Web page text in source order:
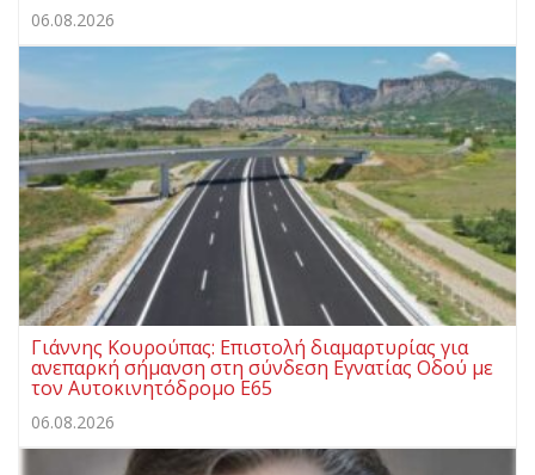
06.08.2026
Γιάννης Κουρούπας: Επιστολή διαμαρτυρίας για
ανεπαρκή σήμανση στη σύνδεση Εγνατίας Οδού με
τον Αυτοκινητόδρομο Ε65
06.08.2026